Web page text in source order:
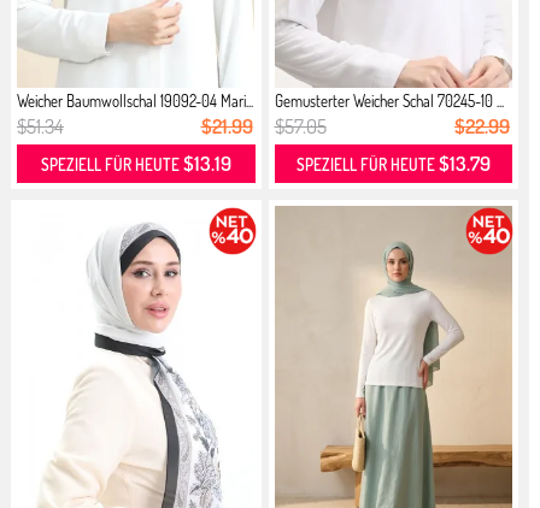
Weicher Baumwollschal 19092-04 Mari...
$51.34 $21.99
SPEZIELL FÜR HEUTE$13.19
Gemusterter Weicher Schal 70245-10 ...
$57.05 $22.99
SPEZIELL FÜR HEUTE$13.79